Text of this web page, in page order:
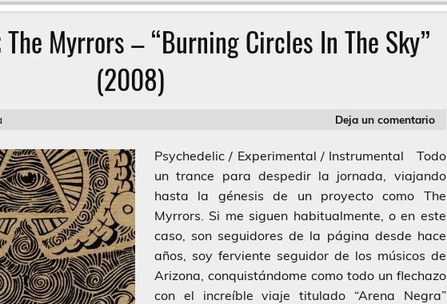
Myrrors – “Burning Circles In The Sky”
(2008)
Deja un comentario
Psychedelic / Experimental / Instrumental Todo
un trance para despedir la jornada, viajando
hasta la génesis de un proyecto como The
Myrrors. Si me siguen habitualmente, o en este
caso, son seguidores de la página desde hace
años, soy ferviente seguidor de los músicos de
Arizona, conquistándome como todo un flechazo
con el increíble viaje titulado “Arena Negra”